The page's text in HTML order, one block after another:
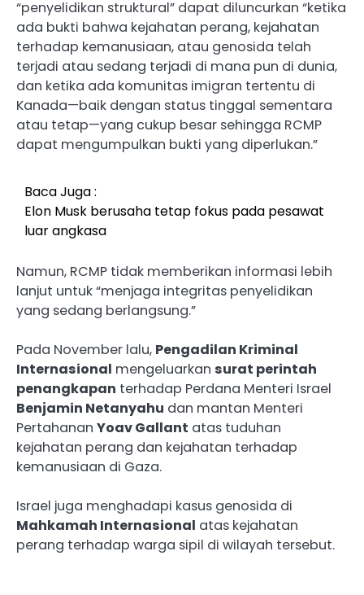
“penyelidikan struktural” dapat diluncurkan “ketika
ada bukti bahwa kejahatan perang, kejahatan
terhadap kemanusiaan, atau genosida telah
terjadi atau sedang terjadi di mana pun di dunia,
dan ketika ada komunitas imigran tertentu di
Kanada—baik dengan status tinggal sementara
atau tetap—yang cukup besar sehingga RCMP
dapat mengumpulkan bukti yang diperlukan.”
Baca Juga :
Elon Musk berusaha tetap fokus pada pesawat
luar angkasa
Namun, RCMP tidak memberikan informasi lebih
lanjut untuk “menjaga integritas penyelidikan
yang sedang berlangsung.”
Pada November lalu, Pengadilan Kriminal
Internasional mengeluarkan surat perintah
penangkapan terhadap Perdana Menteri Israel
Benjamin Netanyahu dan mantan Menteri
Pertahanan Yoav Gallant atas tuduhan
kejahatan perang dan kejahatan terhadap
kemanusiaan di Gaza.
Israel juga menghadapi kasus genosida di
Mahkamah Internasional atas kejahatan
perang terhadap warga sipil di wilayah tersebut.